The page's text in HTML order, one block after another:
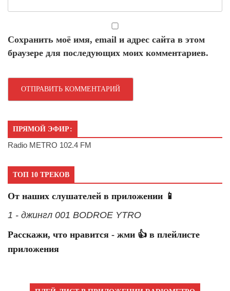
Сохранить моё имя, email и адрес сайта в этом
браузере для последующих моих комментариев.
ПРЯМОЙ ЭФИР:
Radio METRO 102.4 FM
ТОП 10 ТРЕКОВ
От наших слушателей в приложении 📱
1 - джингл 001 BODROE YTRO
Расскажи, что нравится - жми 👍 в плейлисте
приложения